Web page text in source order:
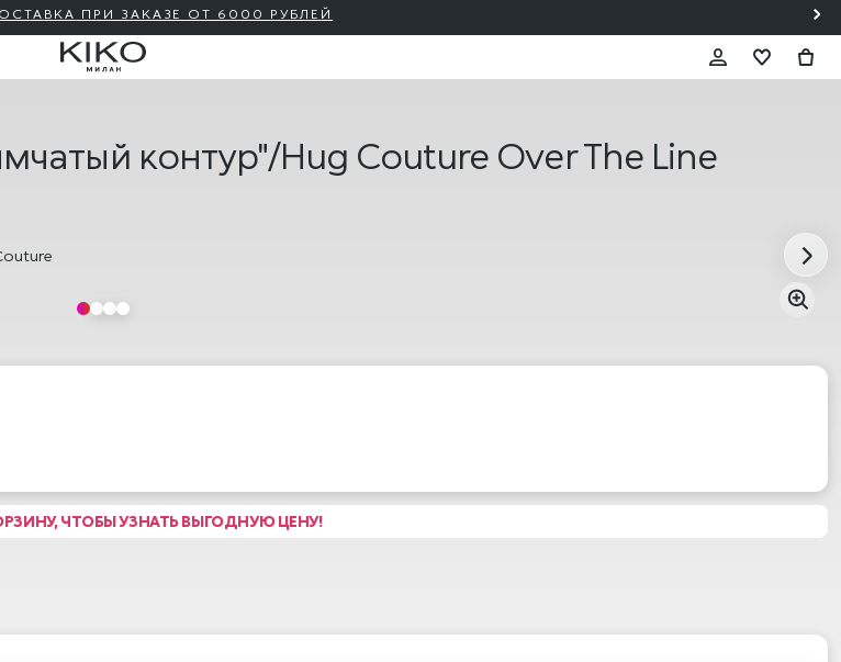
ПРИ ЗАКАЗЕ ОТ 6000 РУБЛЕЙ
контур"/Hug Couture Over The Line
ЧТОБЫ УЗНАТЬ ВЫГОДНУЮ ЦЕНУ!